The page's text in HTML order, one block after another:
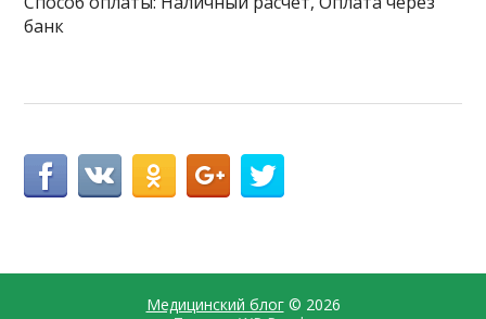
банк
Медицинский блог© 2026